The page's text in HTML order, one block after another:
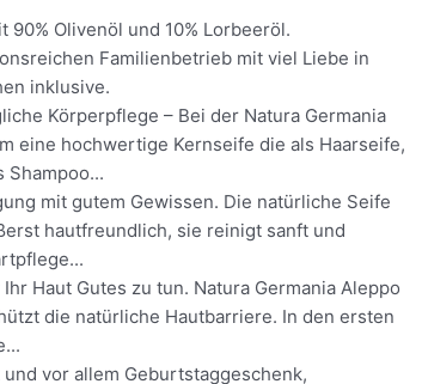
Olivenöl und 10% Lorbeeröl.
Familienbetrieb mit viel Liebe in
inklusive.
Körperpflege – Bei der Natura Germania
eine hochwertige Kernseife die als Haarseife,
Shampoo...
mit gutem Gewissen. Die natürliche Seife
hautfreundlich, sie reinigt sanft und
Haut Gutes zu tun. Natura Germania Aleppo
die natürliche Hautbarriere. In den ersten
vor allem Geburtstaggeschenk,